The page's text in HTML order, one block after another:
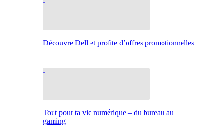
Découvre Dell et profite d’offres promotionnelles
Tout pour ta vie numérique – du bureau au
gaming